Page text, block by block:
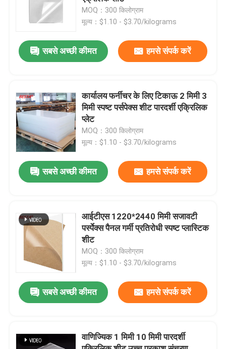
घर
विडियो
हमारे बारे में
कारखाने का दौरा
गुणवत्ता नियंत्रण
हमसे संपर्क करें
समाचार
एक उद्धरण का अनुरोध करें
MOQ：300 किलोग्राम
मूल्य：$1.10 - $3.70/kilograms
सबसे अच्छी कीमत हमसे संपर्क करें
कार्यालय फर्नीचर के लिए टिकाऊ 2 मिमी 3
मिमी स्पष्ट पर्सपेक्स शीट पारदर्शी एक्रिलिक
प्लेट
MOQ：300 किलोग्राम
मूल्य：$1.10 - $3.70/kilograms
सबसे अच्छी कीमत हमसे संपर्क करें
आईटीएस 1220*2440 मिमी सजावटी
पर्स्पेक्स पैनल गर्मी प्रतिरोधी स्पष्ट प्लास्टिक
शीट
MOQ：300 किलोग्राम
मूल्य：$1.10 - $3.70/kilograms
सबसे अच्छी कीमत हमसे संपर्क करें
वाणिज्यिक 1 मिमी 10 मिमी पारदर्शी